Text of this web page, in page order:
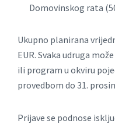
Domovinskog rata
Ukupno planirana
EUR. Svaka udruga
ili program u okviru
provedbom do 31.
Prijave se podnose